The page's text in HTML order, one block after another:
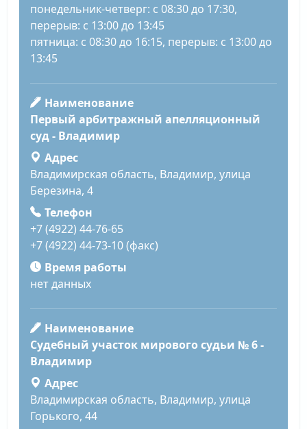
понедельник-четверг: с 08:30 до 17:30,
перерыв: с 13:00 до 13:45
пятница: с 08:30 до 16:15, перерыв: с 13:00 до
13:45
Наименование
Первый арбитражный апелляционный
суд - Владимир
Адрес
Владимирская область, Владимир, улица
Березина, 4
Телефон
+7 (4922) 44-76-65
+7 (4922) 44-73-10 (факс)
Время работы
нет данных
Наименование
Судебный участок мирового судьи № 6 -
Владимир
Адрес
Владимирская область, Владимир, улица
Горького, 44